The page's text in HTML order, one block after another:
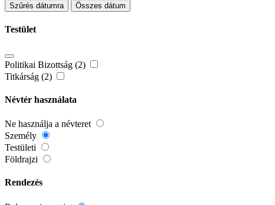
Szűrés dátumra Összes dátum
Testület
Politikai Bizottság (2)
Titkárság (2)
Névtér használata
Ne használja a névteret
Személy
Testületi
Földrajzi
Rendezés